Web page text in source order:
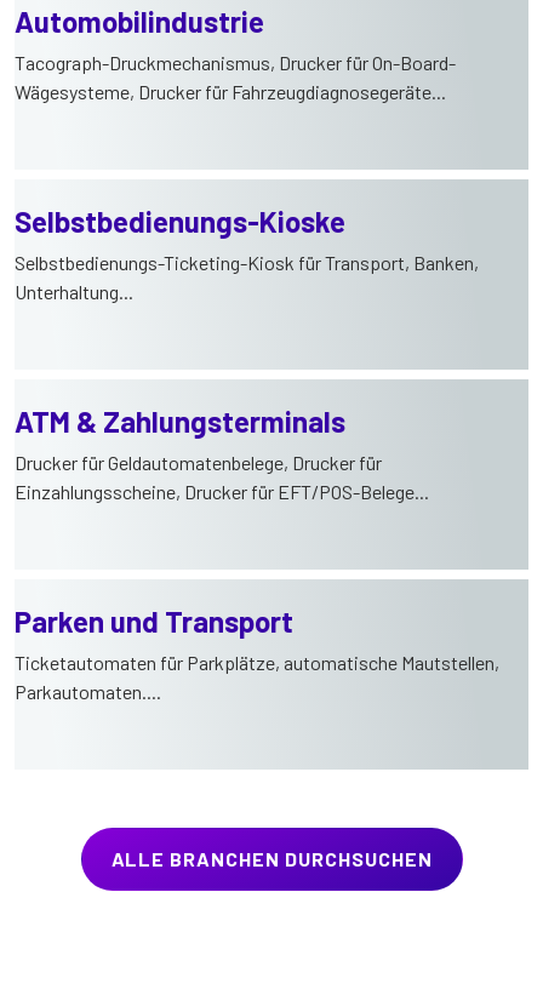
Automobilindustrie
Tacograph-Druckmechanismus, Drucker für On-Board-
Wägesysteme, Drucker für Fahrzeugdiagnosegeräte...
Selbstbedienungs-Kioske
Selbstbedienungs-Ticketing-Kiosk für Transport, Banken,
Unterhaltung...
ATM & Zahlungsterminals
Drucker für Geldautomatenbelege, Drucker für
Einzahlungsscheine, Drucker für EFT/POS-Belege...
Parken und Transport
Ticketautomaten für Parkplätze, automatische Mautstellen,
Parkautomaten....
ALLE BRANCHEN DURCHSUCHEN